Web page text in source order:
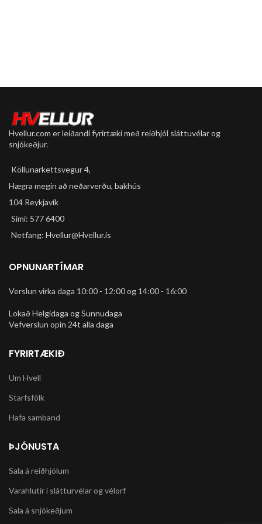
Hvellur.com er leiðandi fyrirtæki með reiðhjól sláttuvélar og
snjókeðjur.
Köllunarkettsvegur 4,
Hægra megin að neðarverðu, bakhús
104 Reykjavík
Sími: 577 6400
Netfang: Hvellur@Hvellur.is
OPNUNARTÍMAR
Verslun virka daga 10:00 - 12:00 og 14:00 - 16:00
Lokað Helgidaga og Sunnudaga
Vefverslun opin 24t alla daga
FYRIRTÆKIÐ
Um Hvell
Starfsfólk
Hafa samband
ÞJÓNUSTA
Sala á reiðhjólum
Varahlutir í slátturvélar og vélorf
Sala á snjókeðjum